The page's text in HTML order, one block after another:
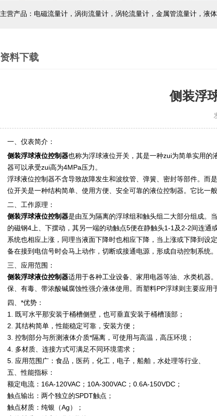
主营产品：电磁流量计，涡街流量计，涡轮流量计，金属管流量计，液
资料下载
侧装浮
一、仪表简介：
侧装浮球液位控制器也称为浮球液位开关，其是一种zui为简单实用
器可以承受zui高为4MPa压力。
浮球液位控制器不含导致故障发生和波纹管、弹簧、密封等部件。而
位开关是一种结构简单、使用方便、安全可靠的液位控制器。它比一
二、工作原理：
侧装浮球液位控制器是由互为隔离的浮球组和触头组二大部分组成。
的磁钢4上、下摆动，其另一端的动触点5便在静触头1-1及2-2间连
系统也相应上涨，同理当液面下降时也相应下降，当上涨或下降到
备在接到电信号时会马上动作，切断或接通电源，形成自动控制系统。
三、应用范围：
侧装浮球液位控制器适用于各种工业设备、家用电器等油、水类机器
保、有毒、带浓酸碱腐蚀性强介液体使用。而塑料PP浮球则主要应
四、*优势：
1. 既可水平那安装于桶槽侧壁，也可垂直安装于桶槽顶部；
2. 其结构简单，性能稳定可靠，安装方便；
3. 控制部分与所测液体介质*隔离，可使用与高温，高压环境；
4. 多材质、连接方式可满足不同环境需求；
5. 应用范围广：食品，医药，化工，电子，船舶，水处理等行业、
五、性能指标：
额定电流：16A-120VAC；10A-300VAC；0.6A-150VDC；
触点输出：两个独立的SPDT触点；
触点材质：纯银（Ag）；